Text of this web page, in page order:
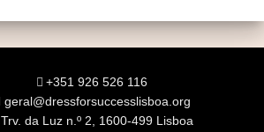
+351 926 526 116
geral@dressforsuccesslisboa.org
Trv. da Luz n.º 2, 1600-499 Lisboa